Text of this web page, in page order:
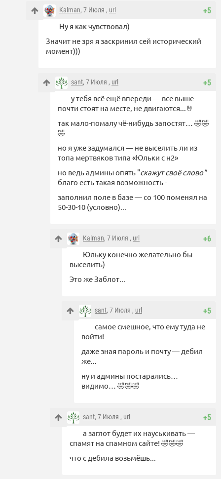
+5
Kalman, 7 Июля , url
Ну я как чувствовал)
Значит не зря я заскринил сей исторический
момент)))
+5
sant, 7 Июля , url
у тебя всё ещё впереди — все выше
почти стоят на месте, не двигаются...🤘
так мало-помалу чё-нибудь запостят… 🤣🤣
🤣
но я уже задумался — не выселить ли из
топа мертвяков типа «Юльки с н2»
но ведь админы опять "скажут своё слово"
благо есть такая возможность -
заполнил поле в базе — со 100 поменял на
50-30-10 (условно)...
+6
Kalman, 7 Июля , url
Юльку конечно желательно бы
выселить)
Это же Заблот...
+5
sant, 7 Июля , url
самое смешное, что ему туда не
войти!
даже зная пароль и почту — дебил
же...
ну и админы постарались…
видимо… 🤣🤣🤣
+5
sant, 7 Июля , url
а заглот будет их науськивать —
спамят на спамном сайте! 🤣🤣🤣
что с дебила возьмёшь...